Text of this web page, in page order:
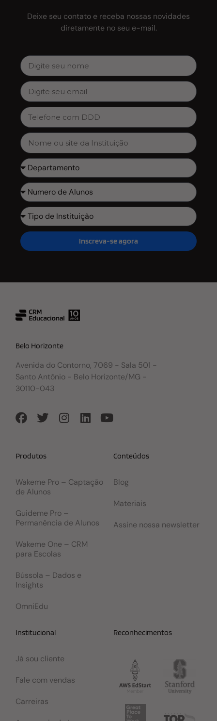
Deixe seu contato e receba nossas novidades
diretamente no seu e-mail.
Inscreva-se agora
Belo Horizonte
Avenida do Contorno, 7069 - Sala 501 -
Santo Antônio - Belo Horizonte/MG -
30110-043
Produtos
Wakeme Pro – Captação
de Alunos
Guideme Pro –
Permanência de Alunos
Wakeme One – CRM
para Escolas
Bússola – Dados e
Insights
OmniEdu
Conteúdos
Blog
Materiais
Assine nossa newsletter
Institucional
Já sou cliente
Fale com vendas
Carreiras
Reconhecimentos